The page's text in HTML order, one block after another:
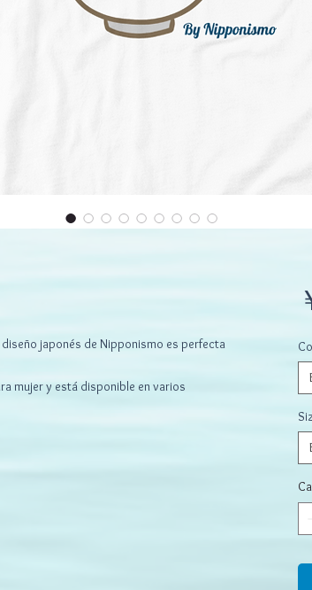
japonés de Nipponismo es perfecta
mujer y está disponible en varios